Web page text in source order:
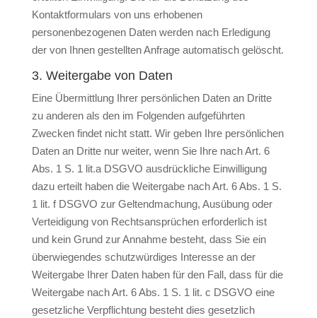
Kontaktformulars von uns erhobenen
personenbezogenen Daten werden nach Erledigung
der von Ihnen gestellten Anfrage automatisch gelöscht.
3. Weitergabe von Daten
Eine Übermittlung Ihrer persönlichen Daten an Dritte
zu anderen als den im Folgenden aufgeführten
Zwecken findet nicht statt. Wir geben Ihre persönlichen
Daten an Dritte nur weiter, wenn Sie Ihre nach Art. 6
Abs. 1 S. 1 lit.a DSGVO ausdrückliche Einwilligung
dazu erteilt haben die Weitergabe nach Art. 6 Abs. 1 S.
1 lit. f DSGVO zur Geltendmachung, Ausübung oder
Verteidigung von Rechtsansprüchen erforderlich ist
und kein Grund zur Annahme besteht, dass Sie ein
überwiegendes schutzwürdiges Interesse an der
Weitergabe Ihrer Daten haben für den Fall, dass für die
Weitergabe nach Art. 6 Abs. 1 S. 1 lit. c DSGVO eine
gesetzliche Verpflichtung besteht dies gesetzlich